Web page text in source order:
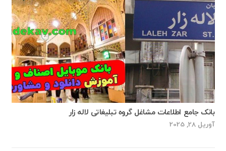
بانک جامع اطلاعات مشاغل گروه تبليغاتی لاله زار
آوریل 28, 2025